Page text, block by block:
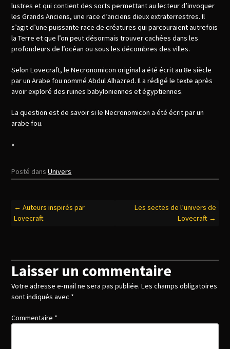
lustres et qui contient des sorts permettant au lecteur d’invoquer
les Grands Anciens, une race d’anciens dieux extraterrestres. Il
s’agit d’une puissante race de créatures qui parcouraient autrefois
la Terre et que l’on peut désormais trouver cachées dans les
profondeurs de l’océan ou sous les décombres des villes.
Selon Lovecraft, le Necronomicon original a été écrit au 8e siècle
par un Arabe fou nommé Abdul Alhazred. Il a rédigé le texte après
avoir exploré des ruines babyloniennes et égyptiennes.
La question est de savoir si le Necronomicon a été écrit par un
arabe fou.
«
Posté dansUnivers
Navigation
articles
← Auteurs inspirés par
Lovecraft
Les sectes de l’univers de
Lovecraft →
Laisser un commentaire
Votre adresse e-mail ne sera pas publiée. Les champs obligatoires
sont indiqués avec *
Commentaire *